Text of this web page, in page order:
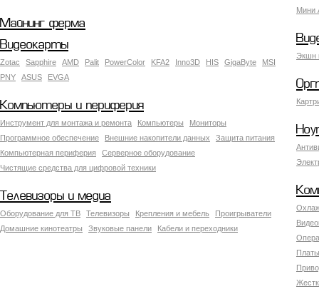
Мини
Майнинг ферма
Экшн
Видеокарты
Zotac Sapphire AMD Palit PowerColor KFA2 Inno3D HIS GigaByte
MSI
PNY
ASUS EVGA
Компьютеры и периферия
Инструмент для монтажа и ремонта Компьютеры
Мониторы
Программное обеспечение
Внешние накопители данных
Защита питания
Компьютерная периферия
Серверное оборудование
Чистящие средства для цифровой техники
Телевизоры и медиа
Оборудование для ТВ Телевизоры Крепления и мебель
Проигрыватели
Домашние кинотеатры
Звуковые панели Кабели и переходники